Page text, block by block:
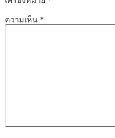
ความเห็น *